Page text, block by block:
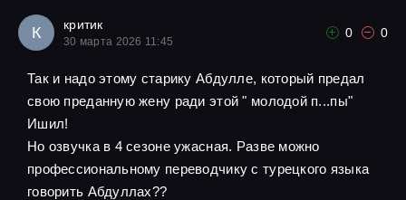
К критик
30 марта 2026 11:45
0 0
Так и надо этому старику Абдулле, который предал
свою преданную жену ради этой " молодой п...пы"
Ишил!
Но озвучка в 4 сезоне ужасная. Разве можно
профессиональному переводчику с турецкого языка
говорить Абдуллах??